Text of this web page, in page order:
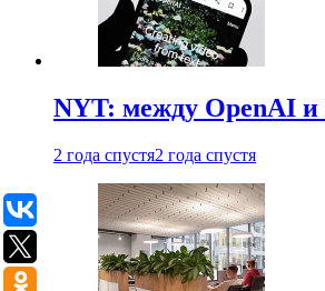
NYT: между OpenAI и
2 года спустя2 года спустя